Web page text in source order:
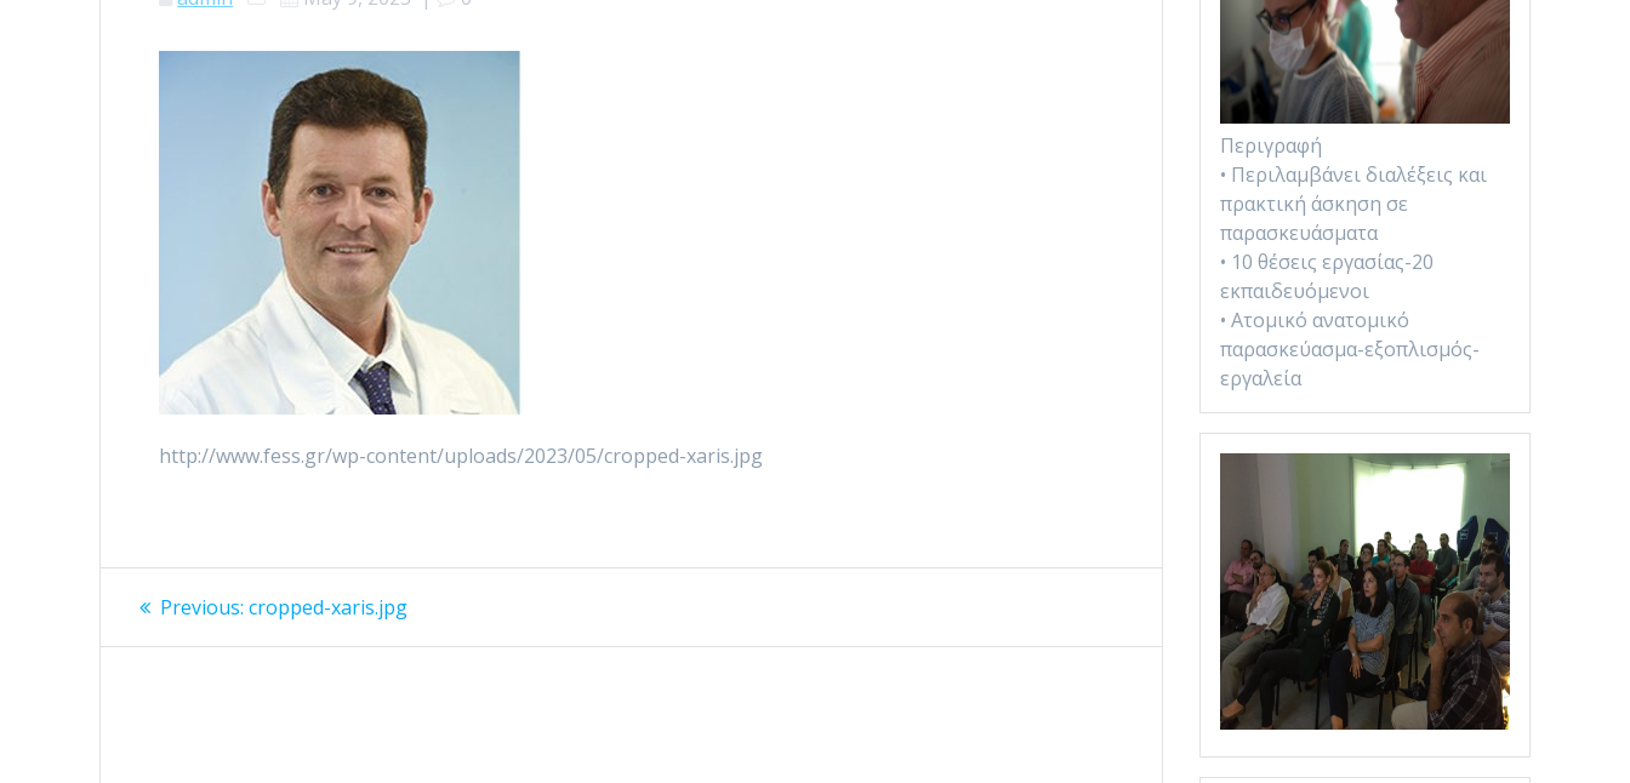
http://www.fess.gr/wp-content/uploads/2023/05/cropped-xaris.jpg
Post
navigation
Previous: Previous
cropped-xaris.jpg
Περιγραφή
• Περιλαμβάνει διαλέξεις και
πρακτική άσκηση σε
παρασκευάσματα
• 10 θέσεις εργασίας-20
εκπαιδευόμενοι
• Ατομικό ανατομικό
παρασκεύασμα-εξοπλισμός-
εργαλεία